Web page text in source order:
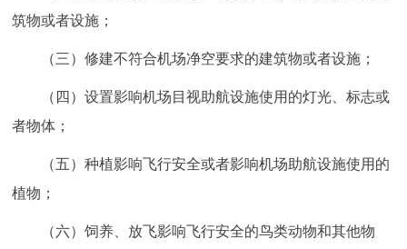
筑物或者设施；
（三）修建不符合机场净空要求的建筑物或者设施；
（四）设置影响机场目视助航设施使用的灯光、标志或
者物体；
（五）种植影响飞行安全或者影响机场助航设施使用的
植物；
（六）饲养、放飞影响飞行安全的鸟类动物和其他物